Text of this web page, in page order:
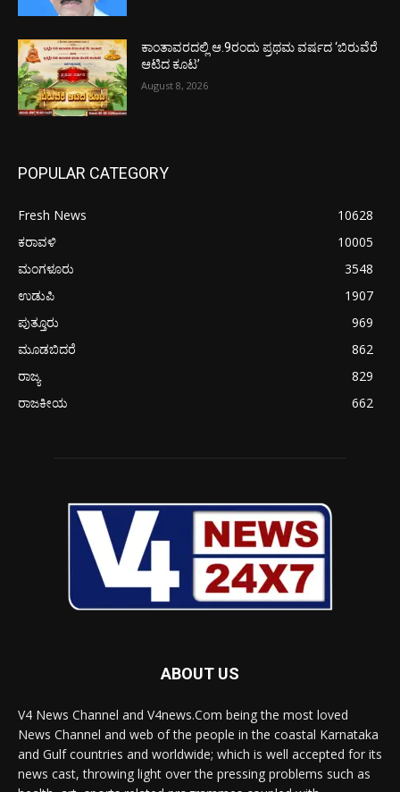
ಕಾಂತಾವರದಲ್ಲಿ ಆ.9ರಂದು ಪ್ರಥಮ ವರ್ಷದ ‘ಬಿರುವೆರೆ
ಆಟಿದ ಕೂಟ’
August 8, 2026
POPULAR CATEGORY
Fresh News
10628
ಕರಾವಳಿ
10005
ಮಂಗಳೂರು
3548
ಉಡುಪಿ
1907
ಪುತ್ತೂರು
969
ಮೂಡಬಿದರೆ
862
ರಾಜ್ಯ
829
ರಾಜಕೀಯ
662
ABOUT US
V4 News Channel and V4news.Com being the most loved
News Channel and web of the people in the coastal Karnataka
and Gulf countries and worldwide; which is well accepted for its
news cast, throwing light over the pressing problems such as